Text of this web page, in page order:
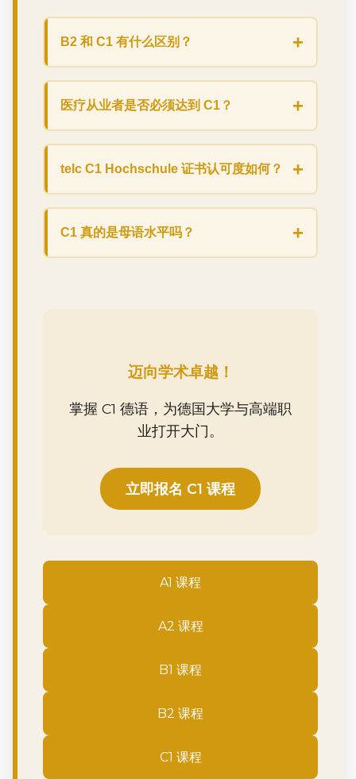
B2 和 C1 有什么区别？ +
医疗从业者是否必须达到 C1？ +
telc C1 Hochschule 证书认可度如何？ +
C1 真的是母语水平吗？ +
迈向学术卓越！
掌握 C1 德语，为德国大学与高端职
业打开大门。
立即报名 C1 课程
A1 课程
A2 课程
B1 课程
B2 课程
C1 课程